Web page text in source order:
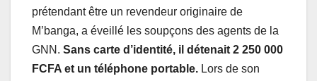
prétendant être un revendeur originaire de
M’banga, a éveillé les soupçons des agents de la
GNN. Sans carte d’identité, il détenait 2 250 000
FCFA et un téléphone portable. Lors de son